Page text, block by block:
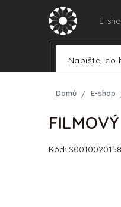
E-
Domů E-shop
Kód: S0010020158